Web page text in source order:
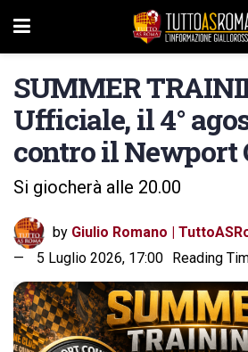
SUMMER
Ufficiale, il 4°
contro il Newport
Si giocherà alle 20.00
by Giulio Romano |
5 Luglio 2026, 17:00 Reading